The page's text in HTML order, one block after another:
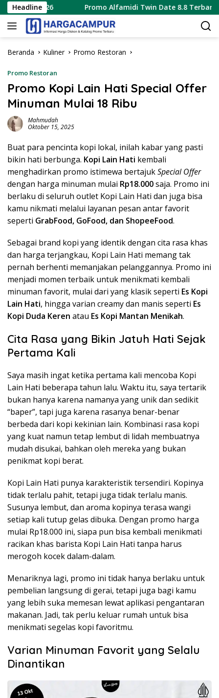
Langsung
ke
konten
Headline
2026 Promo Alfamidi Twin Date 8.8 Terbaru 8 Agustus
Beranda Kuliner Promo Restoran
Promo Restoran
Promo Kopi Lain Hati Special Offer
Minuman Mulai 18 Ribu
Mahmudah
Oktober 15, 2025
Buat para pencinta kopi lokal, inilah kabar yang pasti
bikin hati berbunga. Kopi Lain Hati kembali
menghadirkan promo istimewa bertajukSpecial Offer
dengan harga minuman mulai Rp18.000saja. Promo ini
berlaku di seluruh outlet Kopi Lain Hati dan juga bisa
kamu nikmati melalui layanan pesan antar favorit
seperti GrabFood, GoFood, dan ShopeeFood.
Sebagai brand kopi yang identik dengan cita rasa khas
dan harga terjangkau, Kopi Lain Hati memang tak
pernah berhenti memanjakan pelanggannya. Promo ini
menjadi momen terbaik untuk menikmati kembali
minuman favorit, mulai dari yang klasik seperti Es Kopi
Lain Hati, hingga varian creamy dan manis seperti Es
Kopi Duda Keren atau Es Kopi Mantan Menikah.
Cita Rasa yang Bikin Jatuh Hati Sejak
Pertama Kali
Saya masih ingat ketika pertama kali mencoba Kopi
Lain Hati beberapa tahun lalu. Waktu itu, saya tertarik
bukan hanya karena namanya yang unik dan sedikit
“baper”, tapi juga karena rasanya benar-benar
berbeda dari kopi kekinian lain. Kombinasi rasa kopi
yang kuat namun tetap lembut di lidah membuatnya
mudah disukai, bahkan oleh mereka yang bukan
penikmat kopi berat.
Kopi Lain Hati punya karakteristik tersendiri. Kopinya
tidak terlalu pahit, tetapi juga tidak terlalu manis.
Susunya lembut, dan aroma kopinya terasa wangi
setiap kali tutup gelas dibuka. Dengan promo harga
mulai Rp18.000 ini, siapa pun bisa kembali menikmati
racikan khas barista Kopi Lain Hati tanpa harus
merogoh kocek dalam-dalam.
Menariknya lagi, promo ini tidak hanya berlaku untuk
pembelian langsung di gerai, tetapi juga bagi kamu
yang lebih suka memesan lewat aplikasi pengantaran
makanan. Jadi, tak perlu keluar rumah untuk bisa
menikmati segelas kopi favoritmu.
Varian Minuman Favorit yang Selalu
Dinantikan